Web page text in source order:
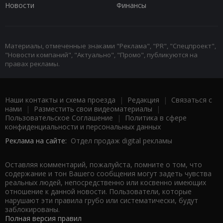
Новости
Финансы
Материалы, отмеченные знаками "Реклама", "PR", "Спецпроект",
"Новости компаний", "Актуально", "Промо", публикуются на
правах рекламы.
Наши контакты и схема проезда | Редакция | Связаться с
нами | Разместить свои видеоматериалы |
Пользовательское Соглашение |
Политика в сфере
конфиденциальности и персональных данных
Реклама на сайте: Отдел продаж digital рекламы
Оставляя комментарий, пожалуйста, помните о том, что
содержание и тон Вашего сообщения могут задеть чувства
реальных людей, непосредственно или косвенно имеющих
отношение к данной новости. Пользователи, которые
нарушают эти правила грубо или систематически, будут
заблокированы.
Полная версия правил